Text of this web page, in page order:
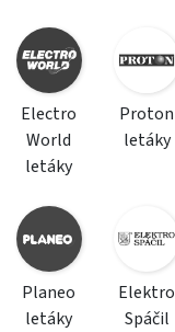
Electro
World
letáky
Proton
letáky
Planeo
letáky
Elektro
Spáčil